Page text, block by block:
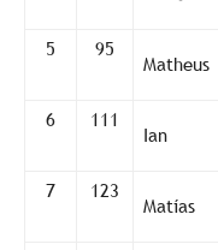
5 95
Matheus
6 111
Ian
7 123
Matías